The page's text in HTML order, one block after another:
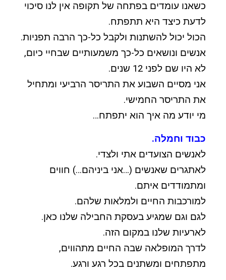
כשאנו עומדים בפתחה של תקופה אין לנו סיכוי
לדעת כיצד היא תתפתח.
הכול יכול להשתנות ולקבל כל-כך הרבה תפניות.
אנשים ונושאים כל-כך משמעותיים שבחיי כיום,
לא היו שם לפני 12 שנים.
אני מסיים השבוע את התריסר הרביעי ומתחיל
את התריסר החמישי.
מי יודע מה איך הוא יתפתח…
כבוד וחמלה.
לאנשים הצועדים אתי ולצדי.
לאתגרים שאנשים (…אני ביניהם…) חווים
ומתמודדים איתם.
למורכבות החיים ולמלאות שלהם.
לגם וגם שמגיע בעסקת החבילה שלנו כאן.
לארעיות שלנו במקום הזה.
לדרך המופלאה שבה החיים מתהווים,
מתפתחים ומשתנים בכל רגע ורגע.